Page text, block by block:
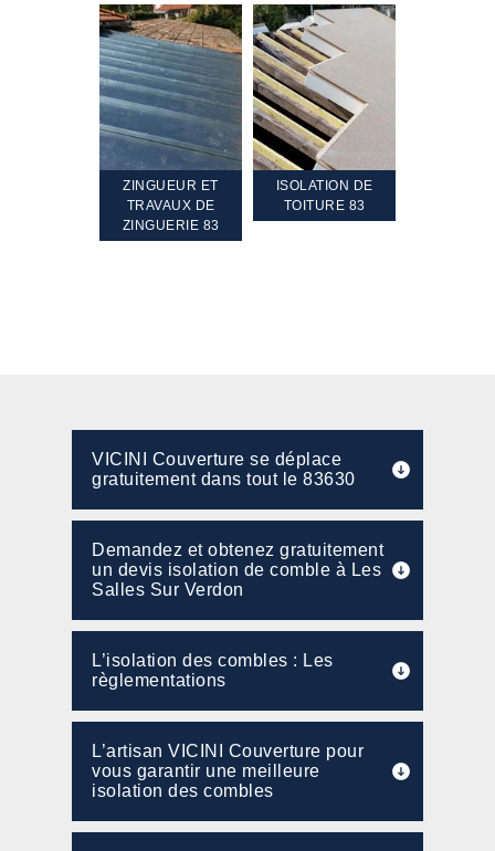
ZINGUEUR ET
TRAVAUX DE
ZINGUERIE 83
ISOLATION DE
TOITURE 83
VICINI Couverture se déplace
gratuitement dans tout le 83630
Demandez et obtenez gratuitement
un devis isolation de comble à Les
Salles Sur Verdon
L’isolation des combles : Les
règlementations
L’artisan VICINI Couverture pour
vous garantir une meilleure
isolation des combles